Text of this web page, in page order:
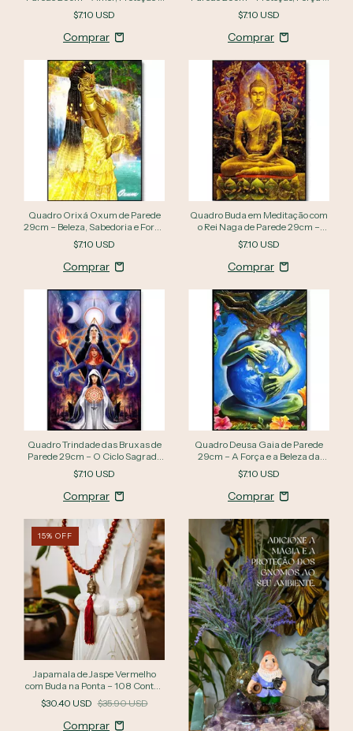
Fé
$7.10 USD
Luz
$7.10 USD
Quadro Orixá Oxum de Parede
29cm – Beleza, Sabedoria e Força
Feminina
$7.10 USD
Quadro Buda em Meditação com
o Rei Naga de Parede 29cm –
Proteção, Sabedoria e
Espiritualidade
$7.10 USD
Quadro Trindade das Bruxas de
Parede 29cm – O Ciclo Sagrado
da Lua e da Deusa
$7.10 USD
Quadro Deusa Gaia de Parede
29cm – A Força e a Beleza da
Mãe Terra
$7.10 USD
15% OFF
Japamala de Jaspe Vermelho
com Buda na Ponta – 108 Contas
| Proteção e Poder Espiritual
$30.40 USD $35.90 USD